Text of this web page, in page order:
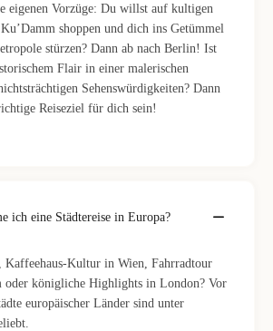
eigenen Vorzüge: Du willst auf kultigen
shoppen und dich ins Getümmel
stürzen? Dann ab nach Berlin! Ist
Flair in einer malerischen
Sehenswürdigkeiten? Dann
Reiseziel für dich sein!
ich eine Städtereise in Europa?
Kaffeehaus-Kultur in Wien, Fahrradtour
oder königliche Highlights in London? Vor
europäischer Länder sind unter